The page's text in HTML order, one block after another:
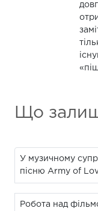
Що
У музичному
пісню Army of
Робота над